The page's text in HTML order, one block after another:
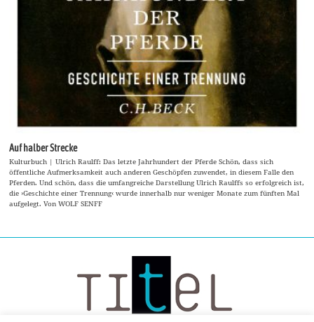
Auf halber Strecke
Kulturbuch | Ulrich Raulff: Das letzte Jahrhundert der Pferde Schön, dass sich
öffentliche Aufmerksamkeit auch anderen Geschöpfen zuwendet, in diesem Falle den
Pferden. Und schön, dass die umfangreiche Darstellung Ulrich Raulffs so erfolgreich ist,
die ›Geschichte einer Trennung‹ wurde innerhalb nur weniger Monate zum fünften Mal
aufgelegt. Von WOLF SENFF